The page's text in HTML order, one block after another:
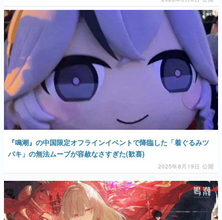
『鳴潮』の中国限定オフラインイベントで降臨した「着ぐるみツ
バキ」の無法ムーブが容赦なさすぎた(歓喜)
2025年8月19日 公開